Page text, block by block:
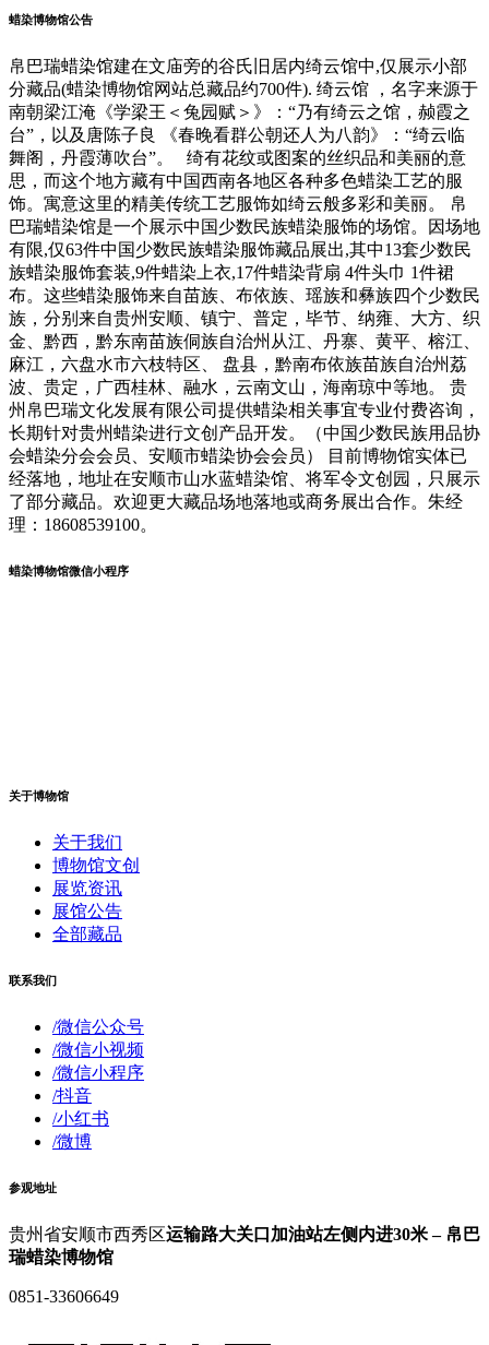
蜡染博物馆公告
帛巴瑞蜡染馆建在文庙旁的谷氏旧居内绮云馆中,仅展示小部
分藏品(蜡染博物馆网站总藏品约700件). 绮云馆 ，名字来源于
南朝梁江淹《学梁王＜兔园赋＞》：“乃有绮云之馆，赪霞之
台”，以及唐陈子良 《春晚看群公朝还人为八韵》：“绮云临
舞阁，丹霞薄吹台”。 绮有花纹或图案的丝织品和美丽的意
思，而这个地方藏有中国西南各地区各种多色蜡染工艺的服
饰。寓意这里的精美传统工艺服饰如绮云般多彩和美丽。 帛
巴瑞蜡染馆是一个展示中国少数民族蜡染服饰的场馆。因场地
有限,仅63件中国少数民族蜡染服饰藏品展出,其中13套少数民
族蜡染服饰套装,9件蜡染上衣,17件蜡染背扇 4件头巾 1件裙
布。这些蜡染服饰来自苗族、布依族、瑶族和彝族四个少数民
族，分别来自贵州安顺、镇宁、普定，毕节、纳雍、大方、织
金、黔西，黔东南苗族侗族自治州从江、丹寨、黄平、榕江、
麻江，六盘水市六枝特区、 盘县，黔南布依族苗族自治州荔
波、贵定，广西桂林、融水，云南文山，海南琼中等地。 贵
州帛巴瑞文化发展有限公司提供蜡染相关事宜专业付费咨询，
长期针对贵州蜡染进行文创产品开发。（中国少数民族用品协
会蜡染分会会员、安顺市蜡染协会会员） 目前博物馆实体已
经落地，地址在安顺市山水蓝蜡染馆、将军令文创园，只展示
了部分藏品。欢迎更大藏品场地落地或商务展出合作。朱经
理：18608539100。
蜡染博物馆微信小程序
关于博物馆
关于我们
博物馆文创
展览资讯
展馆公告
全部藏品
联系我们
/微信公众号
/微信小视频
/微信小程序
/抖音
/小红书
/微博
参观地址
贵州省安顺市西秀区运输路大关口加油站左侧内进30米 – 帛巴
瑞蜡染博物馆
0851-33606649